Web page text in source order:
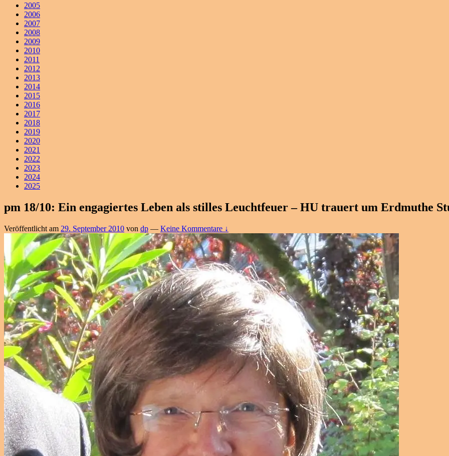
2005
2006
2007
2008
2009
2010
2011
2012
2013
2014
2015
2016
2017
2018
2019
2020
2021
2022
2023
2024
2025
pm 18/10: Ein engagiertes Leben als stilles Leuchtfeuer – HU trauert um Erdmuthe
Veröffentlicht am 29. September 2010 von dp — Keine Kommentare ↓